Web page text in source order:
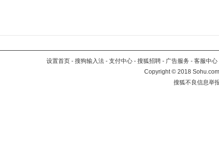
设置首页 - 搜狗输入法 - 支付中心 - 搜狐招聘 - 广告服务 - 客服中心
Copyright©2018
搜狐不良信息举